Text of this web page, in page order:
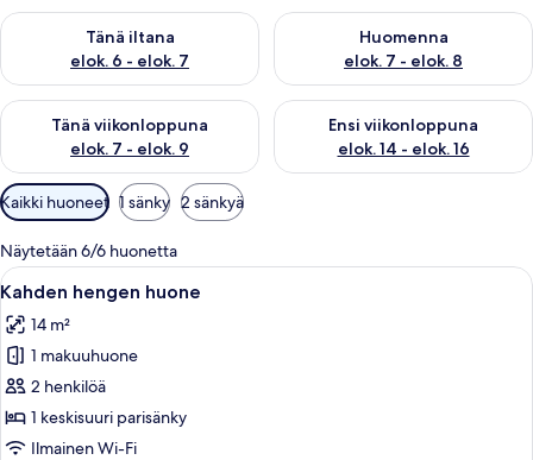
Tänä iltana
elok. 6 - elok. 7
Tarkista tämän illan saatavuus elok. 6 - elok. 7
Huomenna
elok. 7 - elok. 8
Tarkista huomisen saatavuus
Tänä viikonloppuna
elok. 7 - elok. 9
Tarkista tämän viikonlopun saatavuus elok. 7 - elok. 9
Ensi viikonloppuna
elok. 14 - elok. 16
Tarkista ensi viikonlopun
Huoneille
saatavilla
olevia
suodattimia
Kaikki huoneet 1 sänky 2 sänkyä
Näytetään 6/6 huonetta
Avaa
kaikki
huonetyypin
Kahden
hengen
huone
kuvat
Kahden hengen huone | Työpöytä,
18
Kahden hengen huone
14 m²
1 makuuhuone
2 henkilöä
1 keskisuuri parisänky
Ilmainen Wi-Fi